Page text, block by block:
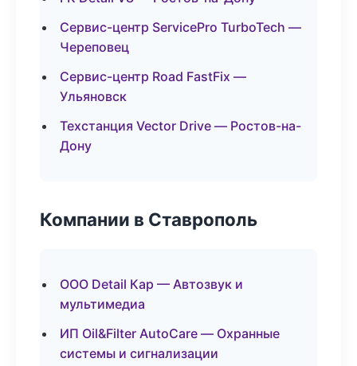
Сервис-центр ServicePro TurboTech —
Череповец
Сервис-центр Road FastFix —
Ульяновск
Техстанция Vector Drive — Ростов-на-
Дону
Компании в Ставрополь
ООО Detail Кар — Автозвук и
мультимедиа
ИП Oil&Filter AutoCare — Охранные
системы и сигнализации